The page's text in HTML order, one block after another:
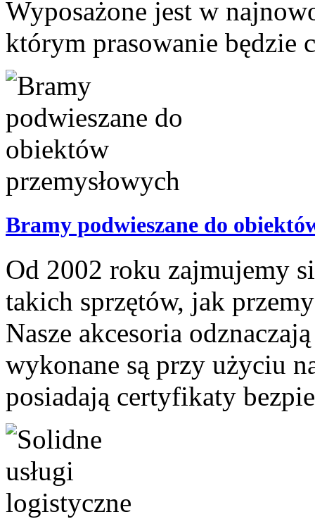
Wyposażone jest w
którym prasowanie będzie
Bramy podwieszane do
Od 2002 roku zajmujemy
takich sprzętów, jak
Nasze akcesoria
wykonane są przy użyciu
posiadają certyfikaty